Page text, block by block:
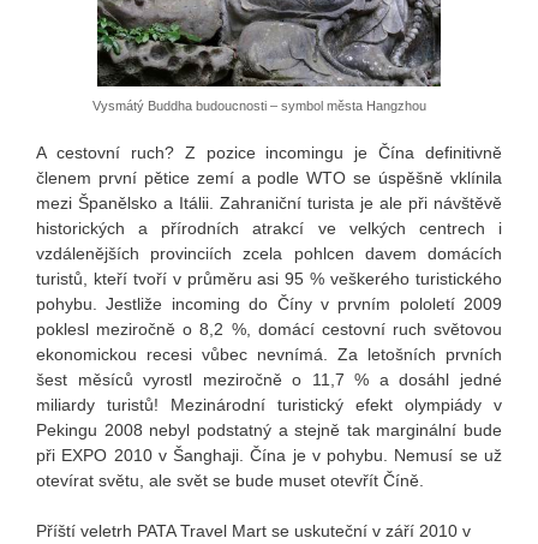
Vysmátý Buddha budoucnosti – symbol města Hangzhou
A cestovní ruch? Z pozice incomingu je Čína definitivně
členem první pětice zemí a podle WTO se úspěšně vklínila
mezi Španělsko a Itálii. Zahraniční turista je ale při návštěvě
historických a přírodních atrakcí ve velkých centrech i
vzdálenějších provinciích zcela pohlcen davem domácích
turistů, kteří tvoří v průměru asi 95 % veškerého turistického
pohybu. Jestliže incoming do Číny v prvním pololetí 2009
poklesl meziročně o 8,2 %, domácí cestovní ruch světovou
ekonomickou recesi vůbec nevnímá. Za letošních prvních
šest měsíců vyrostl meziročně o 11,7 % a dosáhl jedné
miliardy turistů! Mezinárodní turistický efekt olympiády v
Pekingu 2008 nebyl podstatný a stejně tak marginální bude
při EXPO 2010 v Šanghaji. Čína je v pohybu. Nemusí se už
otevírat světu, ale svět se bude muset otevřít Číně.
Příští veletrh PATA Travel Mart se uskuteční v září 2010 v